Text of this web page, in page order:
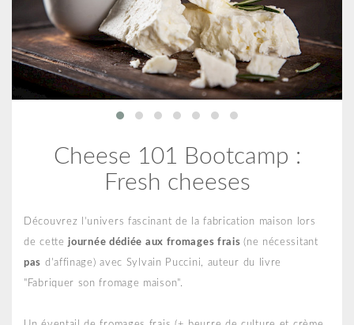
Cheese 101 Bootcamp :
Fresh cheeses
Découvrez l’univers fascinant de la fabrication maison lors
de cettejournée dédiée aux fromages frais(ne nécessitant
pas d'affinage) avec Sylvain Puccini, auteur du livre
"Fabriquer son fromage maison".